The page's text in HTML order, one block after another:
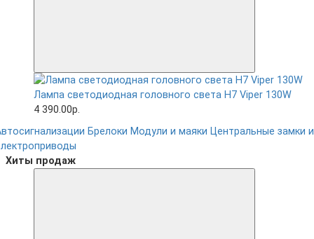
Лампа светодиодная головного света H7 Viper 130W
4 390.00р.
Брелоки Модули и маяки Центральные замки и
Хиты продаж